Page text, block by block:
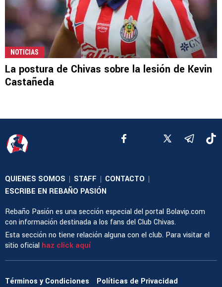
NOTICIAS
La postura de Chivas sobre la lesión de Kevin
Castañeda
QUIENES SOMOS STAFF CONTACTO
ESCRIBE EN REBAÑO PASIÓN
Rebaño Pasión es una sección especial del portal Bolavip.com
con información destinada a los fans del Club Chivas.
Esta sección no tiene relación alguna con el club. Para visitar el
sitio oficial haz click aquí
Términos y Condiciones
Políticas de Privacidad